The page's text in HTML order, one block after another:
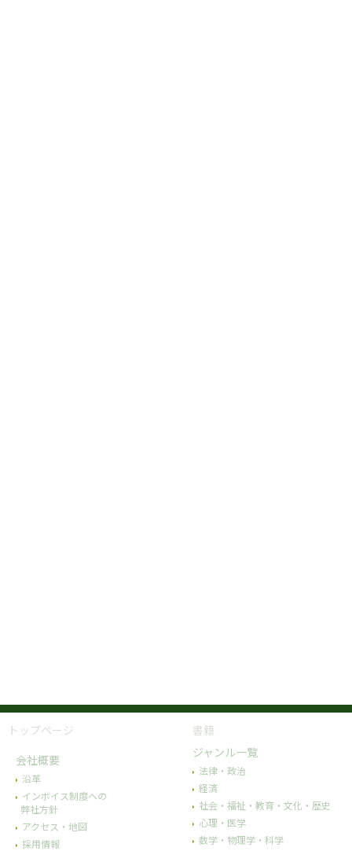
トップページ
会社概要
沿革
インボイス制度への
弊社方針
アクセス・地図
採用情報
書籍
ジャンル一覧
法律・政治
経済
社会・福祉・教育・文化・歴史
心理・医学
数学・物理学・科学